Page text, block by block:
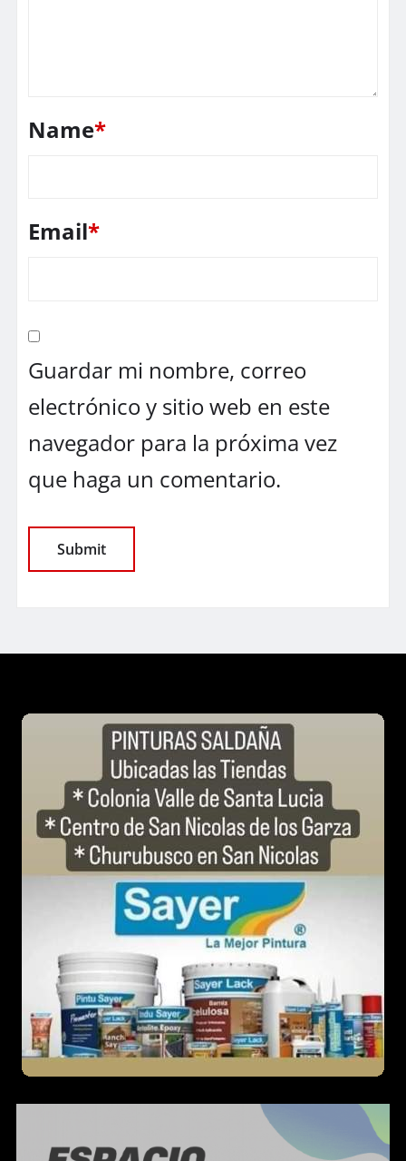
Name*
Email*
Guardar mi nombre, correo
electrónico y sitio web en este
navegador para la próxima vez
que haga un comentario.